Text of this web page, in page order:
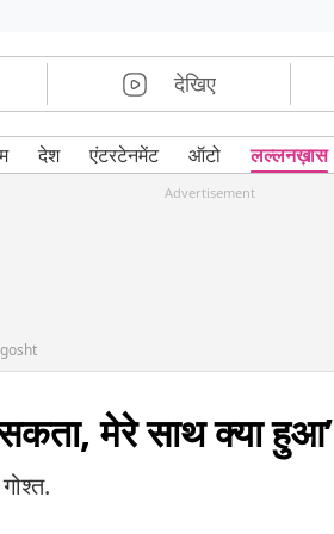
देखिए
देश एंटरटेनमेंट ऑटो लल्लनख़ास
Advertisement
मेरे साथ क्या हुआ’